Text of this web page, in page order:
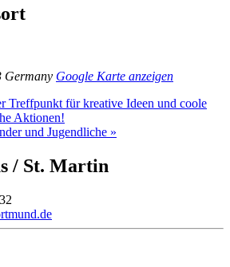
Germany Google Karte anzeigen
Treffpunkt für kreative Ideen und coole
Aktionen!
und Jugendliche »
/ St. Martin